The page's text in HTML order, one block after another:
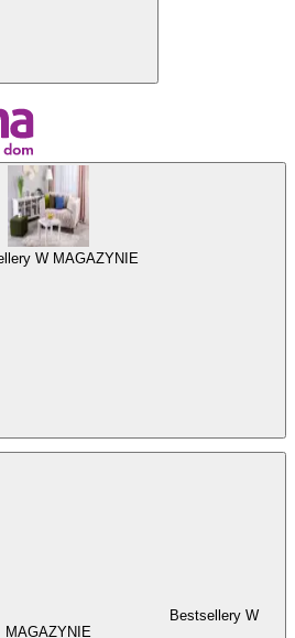
W MAGAZYNIE
Bestsellery W
MAGAZYNIE